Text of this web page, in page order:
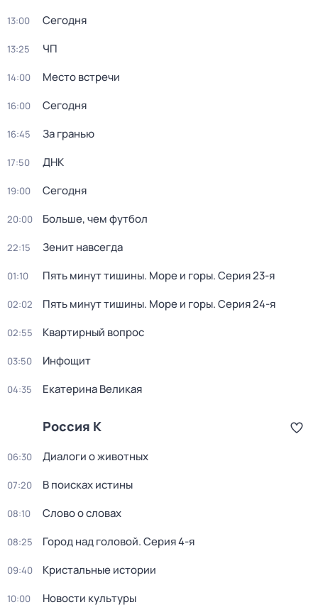
13:00 Сегодня
13:25 ЧП
14:00 Место встречи
16:00 Сегодня
16:45 За гранью
17:50 ДНК
19:00 Сегодня
20:00 Больше, чем футбол
22:15 Зенит навсегда
01:10 Пять минут тишины. Море и горы. Серия 23-я
02:02 Пять минут тишины. Море и горы. Серия 24-я
02:55 Квартирный вопрос
03:50 Инфощит
04:35 Екатерина Великая
Россия К
06:30 Диалоги о животных
07:20 В поисках истины
08:10 Слово о словах
08:25 Город над головой. Серия 4-я
09:40 Кристальные истории
10:00 Новости культуры